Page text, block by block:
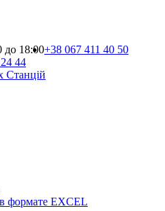
до 18:00+38 067 411 40 50
44
Cтанцій
формате EXCEL